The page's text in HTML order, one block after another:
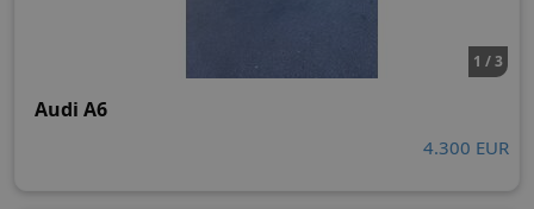
1 / 3
Audi A6
4.300 EUR